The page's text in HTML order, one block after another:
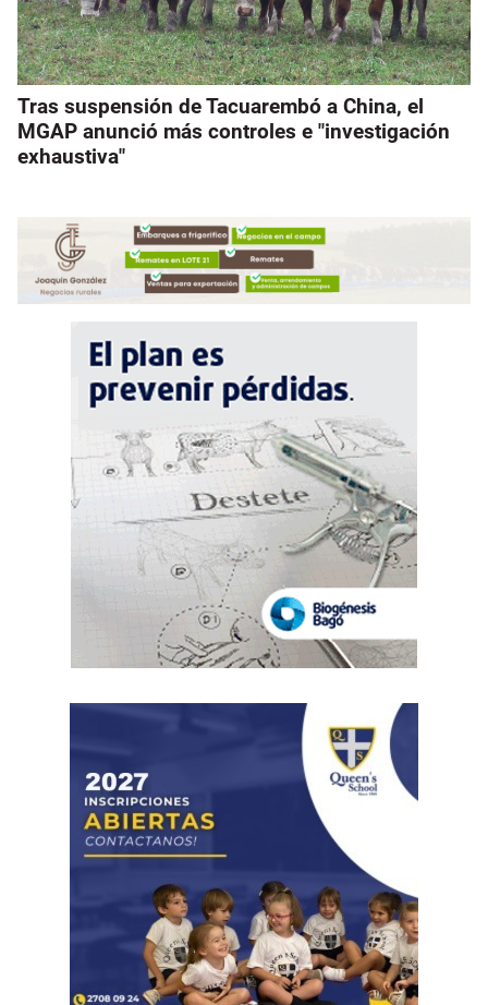
Tras suspensión de Tacuarembó a China, el
MGAP anunció más controles e "investigación
exhaustiva"